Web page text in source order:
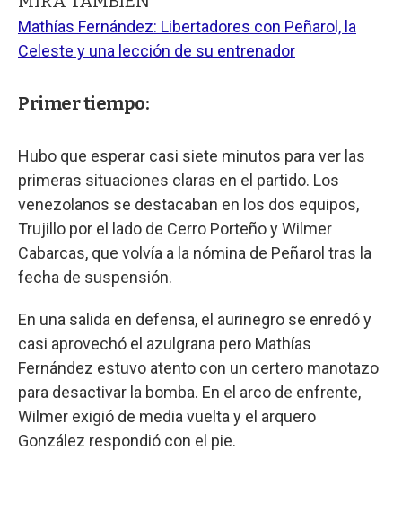
Mathías Fernández: Libertadores con Peñarol, la
Celeste y una lección de su entrenador
Primer tiempo:
Hubo que esperar casi siete minutos para ver las
primeras situaciones claras en el partido. Los
venezolanos se destacaban en los dos equipos,
Trujillo por el lado de Cerro Porteño y Wilmer
Cabarcas, que volvía a la nómina de Peñarol tras la
fecha de suspensión.
En una salida en defensa, el aurinegro se enredó y
casi aprovechó el azulgrana pero Mathías
Fernández estuvo atento con un certero manotazo
para desactivar la bomba. En el arco de enfrente,
Wilmer exigió de media vuelta y el arquero
González respondió con el pie.